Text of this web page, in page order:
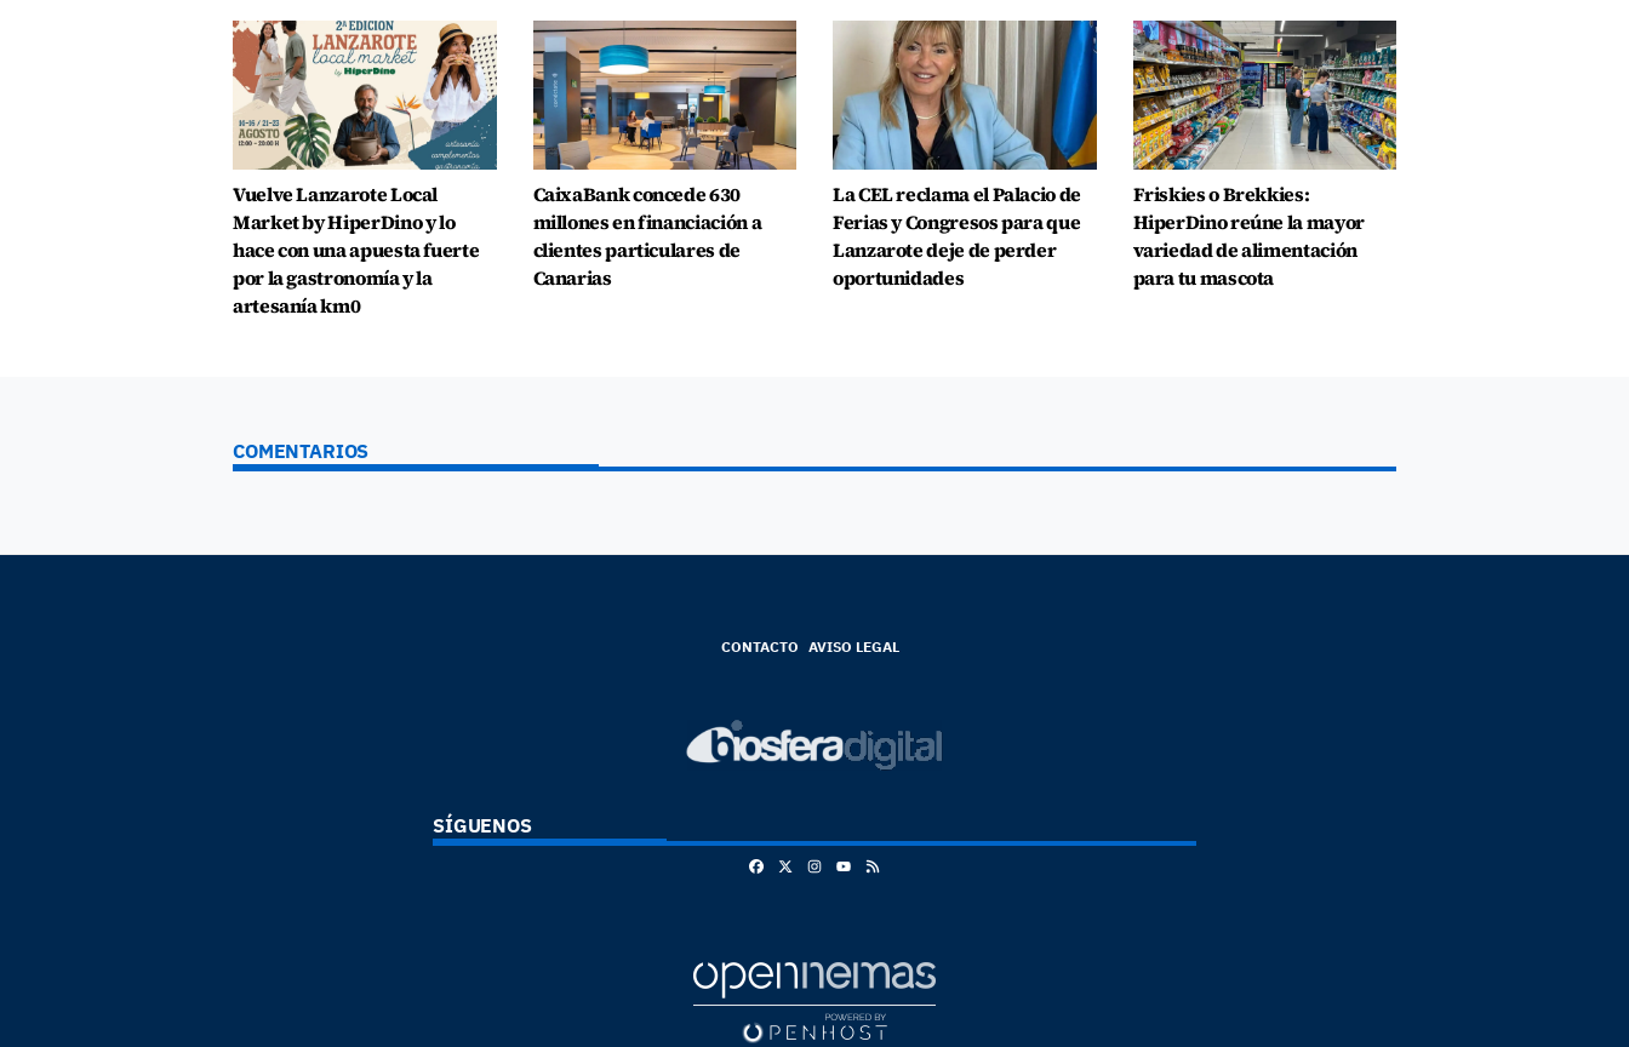
Vuelve Lanzarote Local
Market by HiperDino y lo
hace con una apuesta fuerte
por la gastronomía y la
artesanía km0
CaixaBank concede 630
millones en financiación a
clientes particulares de
Canarias
La CEL reclama el Palacio de
Ferias y Congresos para que
Lanzarote deje de perder
oportunidades
Friskies o Brekkies:
HiperDino reúne la mayor
variedad de alimentación
para tu mascota
COMENTARIOS
CONTACTO AVISO LEGAL
SÍGUENOS
FacebookInstagram